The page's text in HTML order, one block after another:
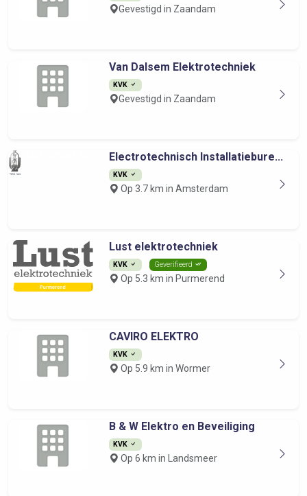
Gevestigd in Zaandam
Van Dalsem Elektrotechniek
KVK
Gevestigd in Zaandam
Electrotechnisch Installatiebure...
KVK
Op 3.7 km in Amsterdam
Lust elektrotechniek
KVK Geverifieerd
Op 5.3 km in Purmerend
CAVIRO ELEKTRO
KVK
Op 5.9 km in Wormer
B & W Elektro en Beveiliging
KVK
Op 6 km in Landsmeer